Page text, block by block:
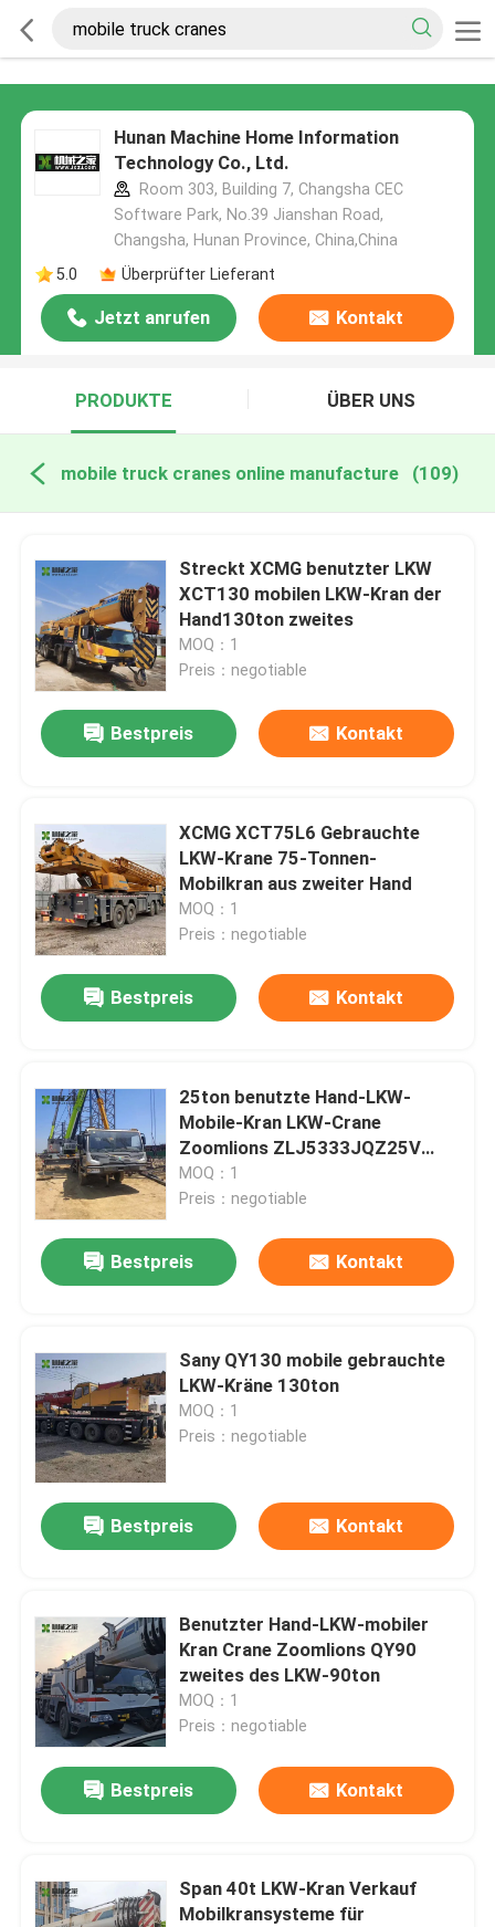
Hunan Machine Home Information
Technology Co., Ltd.
Room 303, Building 7, Changsha CEC
Software Park, No.39 Jianshan Road,
Changsha, Hunan Province, China,China
5.0
Überprüfter Lieferant
Jetzt anrufen Kontakt
PRODUKTE ÜBER UNS
mobile truck cranes online manufacture (109)
Streckt XCMG benutzter LKW
XCT130 mobilen LKW-Kran der
Hand130ton zweites
MOQ：1
Preis：negotiable
Bestpreis Kontakt
XCMG XCT75L6 Gebrauchte
LKW-Krane 75-Tonnen-
Mobilkran aus zweiter Hand
MOQ：1
Preis：negotiable
Bestpreis Kontakt
25ton benutzte Hand-LKW-
Mobile-Kran LKW-Crane
Zoomlions ZLJ5333JQZ25V
zweites
MOQ：1
Preis：negotiable
Bestpreis Kontakt
Sany QY130 mobile gebrauchte
LKW-Kräne 130ton
MOQ：1
Preis：negotiable
Bestpreis Kontakt
Benutzter Hand-LKW-mobiler
Kran Crane Zoomlions QY90
zweites des LKW-90ton
MOQ：1
Preis：negotiable
Bestpreis Kontakt
Span 40t LKW-Kran Verkauf
Mobilkransysteme für